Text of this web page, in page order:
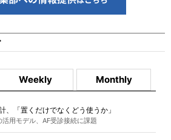
Weekly Monthly
、「置くだけでなくどう使うか」
活用モデル、AF受診接続に課題